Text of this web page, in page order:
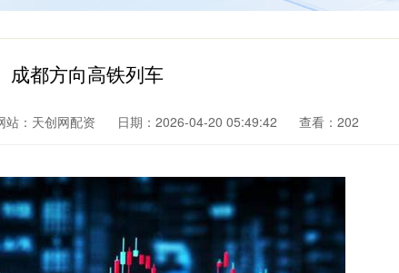
成都方向高铁列车
站：天创网配资 日期：2026-04-20 05:49:42 查看：202